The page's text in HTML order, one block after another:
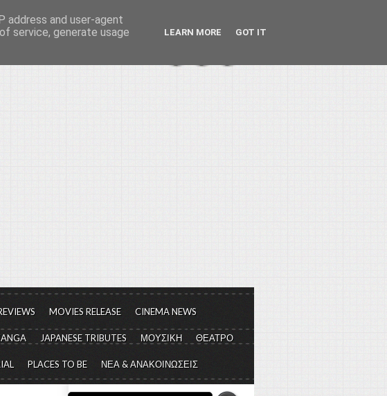
MOVIES RELEASE CINEMA NEWS
JAPANESE TRIBUTES ΜΟΥΣΙΚΗ ΘΕΑΤΡΟ
PLACES TO BE ΝΕΑ & ΑΝΑΚΟΙΝΩΣΕΙΣ
address and user-agent
service, generate usage
LEARN MORE GOT IT